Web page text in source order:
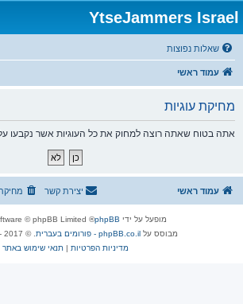
YtseJammers Israel
שאלות נפוצות
עמוד ראשי
מחיקת עוגיות
אתה בטוח שאתה רוצה למחוק את כל העוגיות אשר נקבעו
עמוד ראשי יצירת קשר
מופעל על ידי phpBB
® Forum Software © phpBB Limited
מבוסס על phpBB.co.il - פורומים בעברית
. © 2017 - phpBB.co.il.
מדיניות הפרטיות |תנאי שימוש באתר